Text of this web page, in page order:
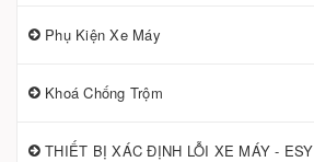
Phụ Kiện Xe Máy
Khoá Chống Trộm
THIẾT BỊ XÁC ĐỊNH LỖI XE MÁY - ESY